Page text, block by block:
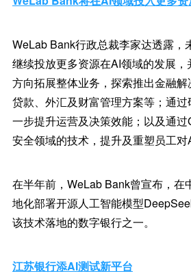
WeLab Bank行政总裁李家达透露，
继续投放更多资源在AI领域的发展
方向拓展整体业务，探索推出金融
贷款、外汇及财富管理方案等；通
一步提升运营及决策效能；以及通
安全领域的技术，提升及重塑员工对
在半年前，WeLab Bank曾宣布，在
地化部署开源人工智能模型
该技术落地的数字银行之一。
江苏银行添AI测试新平台